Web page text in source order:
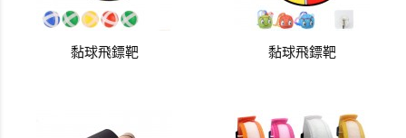
黏球飛鏢靶 黏球飛鏢靶